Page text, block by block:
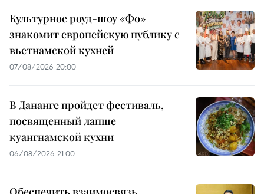
Культурное роуд-шоу «Фо»
знакомит европейскую публику с
вьетнамской кухней
07/08/2026 20:00
В Дананге пройдет фестиваль,
посвященный лапше
куангнамской кухни
06/08/2026 21:00